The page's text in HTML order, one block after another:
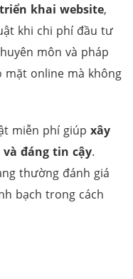
khai website,
khi chi phí đầu tư
môn và pháp
mặt online mà không
miễn phí giúp xây
đáng tin cậy.
thường đánh giá
bạch trong cách